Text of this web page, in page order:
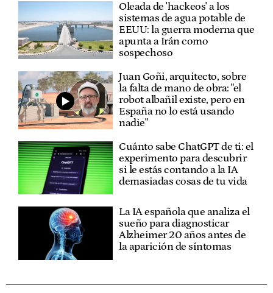
Oleada de 'hackeos' a los
sistemas de agua potable de
EEUU: la guerra moderna que
apunta a Irán como
sospechoso
Juan Goñi, arquitecto, sobre
la falta de mano de obra: "el
robot albañil existe, pero en
España no lo está usando
nadie"
Cuánto sabe ChatGPT de ti: el
experimento para descubrir
si le estás contando a la IA
demasiadas cosas de tu vida
La IA española que analiza el
sueño para diagnosticar
Alzheimer 20 años antes de
la aparición de síntomas